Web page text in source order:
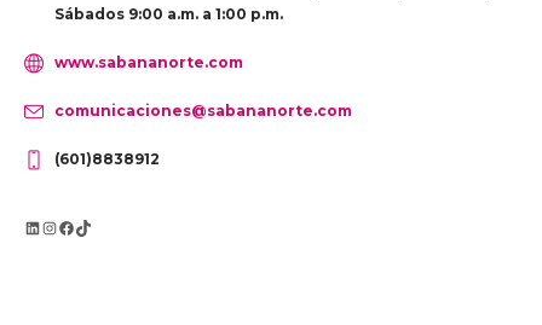
Sábados 9:00 a.m. a 1:00 p.m.
www.sabananorte.com
comunicaciones@sabananorte.com
(601)8838912
LinkedIn
Instagram
Facebook
TikTok